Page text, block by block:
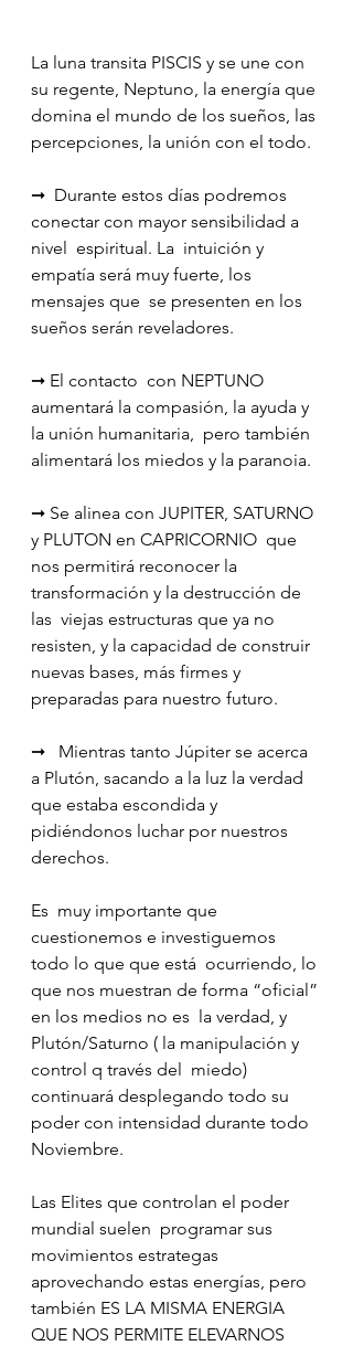
La luna transita PISCIS y se une con
su regente, Neptuno, la energía que
domina el mundo de los sueños, las
percepciones, la unión con el todo.
➞  Durante estos días podremos
conectar con mayor sensibilidad a
nivel  espiritual. La  intuición y
empatía será muy fuerte, los
mensajes que  se presenten en los
sueños serán reveladores.
➞ El contacto  con NEPTUNO
aumentará la compasión, la ayuda y
la unión humanitaria,  pero también
alimentará los miedos y la paranoia.
➞ Se alinea con JUPITER, SATURNO
y PLUTON en CAPRICORNIO  que
nos permitirá reconocer la
transformación y la destrucción de
las  viejas estructuras que ya no
resisten, y la capacidad de construir
nuevas bases, más firmes y
preparadas para nuestro futuro.
➞   Mientras tanto Júpiter se acerca
a Plutón, sacando a la luz la verdad
que estaba escondida y
pidiéndonos luchar por nuestros
derechos.
Es  muy importante que
cuestionemos e investiguemos
todo lo que que está  ocurriendo, lo
que nos muestran de forma “oficial”
en los medios no es  la verdad, y
Plutón/Saturno ( la manipulación y
control q través del  miedo)
continuará desplegando todo su
poder con intensidad durante todo
Noviembre.
Las Elites que controlan el poder
mundial suelen  programar sus
movimientos estrategas
aprovechando estas energías, pero
también ES LA MISMA ENERGIA
QUE NOS PERMITE ELEVARNOS